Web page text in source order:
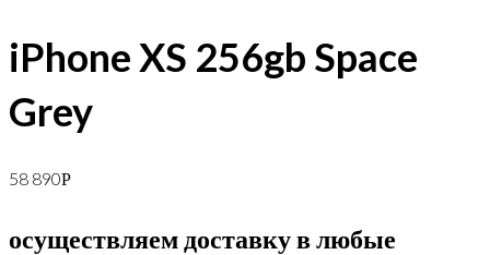
iPhone XS 256gb Space
Grey
58 890Р
осуществляем доставку в любые